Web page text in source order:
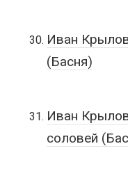
Иван
(Басня)
Иван
соловей